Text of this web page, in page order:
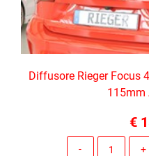
Diffusore Rieger Focus
115mm
€